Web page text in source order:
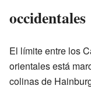
occidentales
El límite entre los
orientales está
colinas de